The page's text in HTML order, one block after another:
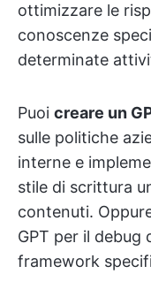
ottimizzare le
conoscenze
determinate
Puoi creare un
sulle politiche
interne e
stile di scrittura
contenuti.
GPT per il debug
framework